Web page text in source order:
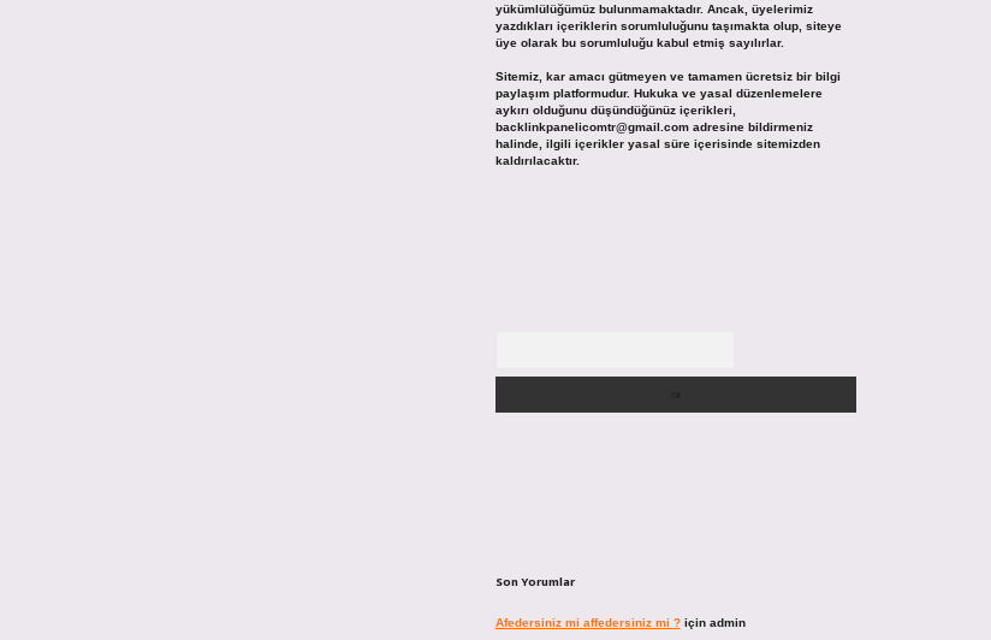
yükümlülüğümüz bulunmamaktadır. Ancak, üyelerimiz
yazdıkları içeriklerin sorumluluğunu taşımakta olup, siteye
üye olarak bu sorumluluğu kabul etmiş sayılırlar.
Sitemiz, kar amacı gütmeyen ve tamamen ücretsiz bir bilgi
paylaşım platformudur. Hukuka ve yasal düzenlemelere
aykırı olduğunu düşündüğünüz içerikleri,
backlinkpanelicomtr@gmail.comadresine bildirmeniz
halinde, ilgili içerikler yasal süre içerisinde sitemizden
kaldırılacaktır.
Son Yorumlar
Afedersiniz mi affedersiniz mi ?için admin